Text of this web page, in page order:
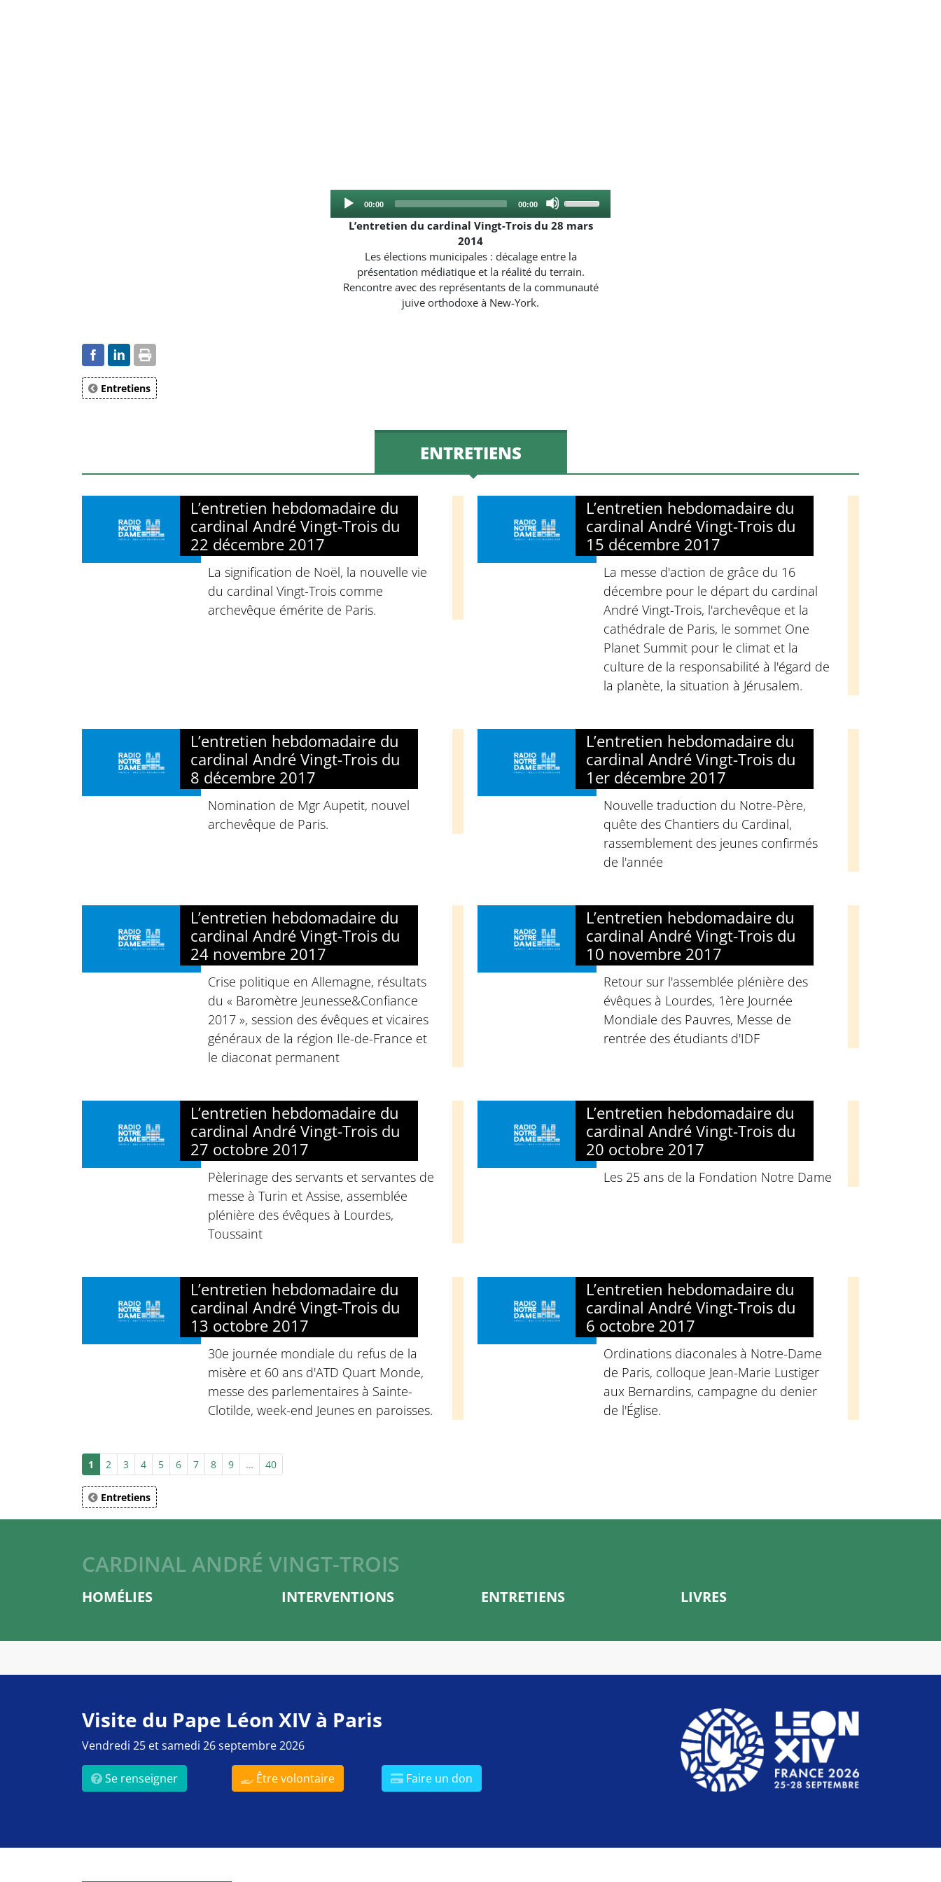
Audio
Current
00:00
Total
00:00
Arrow
to
increase
or
L’entretien du cardinal Vingt-Trois du 28 mars
2014
Les élections municipales : décalage entre la
présentation médiatique et la réalité du terrain.
Rencontre avec des représentants de la communauté
juive orthodoxe à New-York.
Entretiens
ENTRETIENS
L’entretien hebdomadaire du
cardinal André Vingt-Trois du
22 décembre 2017
La signification de Noël, la nouvelle vie
du cardinal Vingt-Trois comme
archevêque émérite de Paris.
L’entretien hebdomadaire du
cardinal André Vingt-Trois du
15 décembre 2017
La messe d'action de grâce du 16
décembre pour le départ du cardinal
André Vingt-Trois, l'archevêque et la
cathédrale de Paris, le sommet One
Planet Summit pour le climat et la
culture de la responsabilité à l'égard de
la planète, la situation à Jérusalem.
L’entretien hebdomadaire du
cardinal André Vingt-Trois du
8 décembre 2017
Nomination de Mgr Aupetit, nouvel
archevêque de Paris.
L’entretien hebdomadaire du
cardinal André Vingt-Trois du
1er décembre 2017
Nouvelle traduction du Notre-Père,
quête des Chantiers du Cardinal,
rassemblement des jeunes confirmés
de l'année
L’entretien hebdomadaire du
cardinal André Vingt-Trois du
24 novembre 2017
Crise politique en Allemagne, résultats
du « Baromètre Jeunesse&Confiance
2017 », session des évêques et vicaires
généraux de la région Ile-de-France et
le diaconat permanent
L’entretien hebdomadaire du
cardinal André Vingt-Trois du
10 novembre 2017
Retour sur l'assemblée plénière des
évêques à Lourdes, 1ère Journée
Mondiale des Pauvres, Messe de
rentrée des étudiants d'IDF
L’entretien hebdomadaire du
cardinal André Vingt-Trois du
27 octobre 2017
Pèlerinage des servants et servantes de
messe à Turin et Assise, assemblée
plénière des évêques à Lourdes,
Toussaint
L’entretien hebdomadaire du
cardinal André Vingt-Trois du
20 octobre 2017
Les 25 ans de la Fondation Notre Dame
L’entretien hebdomadaire du
cardinal André Vingt-Trois du
13 octobre 2017
30e journée mondiale du refus de la
misère et 60 ans d'ATD Quart Monde,
messe des parlementaires à Sainte-
Clotilde, week-end Jeunes en paroisses.
L’entretien hebdomadaire du
cardinal André Vingt-Trois du
6 octobre 2017
Ordinations diaconales à Notre-Dame
de Paris, colloque Jean-Marie Lustiger
aux Bernardins, campagne du denier
de l'Église.
1 2 3 4 5 6 7 8 9 … 40
Entretiens
CARDINAL ANDRÉ VINGT-TROIS
HOMÉLIES INTERVENTIONS ENTRETIENS LIVRES
Visite du Pape Léon XIV à Paris
Vendredi 25 et samedi 26 septembre 2026
Se renseigner Être volontaire Faire un don